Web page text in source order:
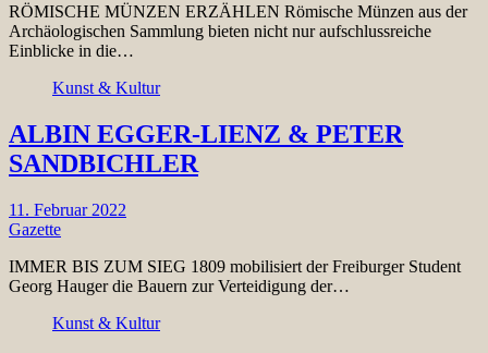
RÖMISCHE MÜNZEN ERZÄHLEN Römische Münzen aus der
Archäologischen Sammlung bieten nicht nur aufschlussreiche
Einblicke in die…
Kunst & Kultur
ALBIN EGGER-LIENZ & PETER
SANDBICHLER
11. Februar 2022
Gazette
IMMER BIS ZUM SIEG 1809 mobilisiert der Freiburger Student
Georg Hauger die Bauern zur Verteidigung der…
Kunst & Kultur